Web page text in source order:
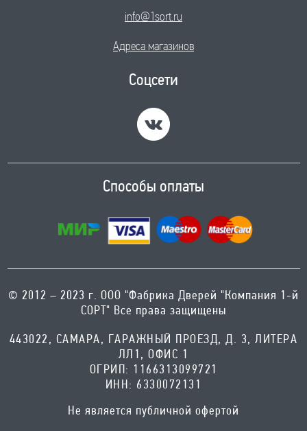
info@1sort.ru
Адреса магазинов
Соцсети
Способы оплаты
© 2012 – 2023 г. ООО "Фабрика Дверей "Компания 1-й
СОРТ" Все права защищены
443022, САМАРА, ГАРАЖНЫЙ ПРОЕЗД, Д. 3, ЛИТЕРА
ЛЛ1, ОФИС 1
ОГРИП: 1166313099721
ИНН: 6330072131
Не является публичной офертой